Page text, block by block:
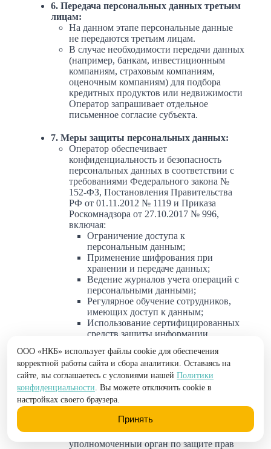
6. Передача персональных данных третьим
лицам:
На данном этапе персональные данные
не передаются третьим лицам.
В случае необходимости передачи данных
(например, банкам, инвестиционным
компаниям, страховым компаниям,
оценочным компаниям) для подбора
кредитных продуктов или недвижимости
Оператор запрашивает отдельное
письменное согласие субъекта.
7. Меры защиты персональных данных:
Оператор обеспечивает
конфиденциальность и безопасность
персональных данных в соответствии с
требованиями Федерального закона №
152-ФЗ, Постановления Правительства
РФ от 01.11.2012 № 1119 и Приказа
Роскомнадзора от 27.10.2017 № 996,
включая:
Ограничение доступа к
персональным данным;
Применение шифрования при
хранении и передаче данных;
Ведение журналов учета операций с
персональными данными;
Регулярное обучение сотрудников,
имеющих доступ к данным;
Использование сертифицированных
средств защиты информации.
8. Права субъекта персональных данных:
Право на получение информации об
обработке персональных данных;
Право на уточнение, блокирование или
уничтожение персональных данных;
Право на обжалование действий или
бездействия Оператора в
уполномоченный орган по защите прав
ООО «НКБ» использует файлы cookie для обеспечения
корректной работы сайта и сбора аналитики. Оставаясь на
сайте, вы соглашаетесь с условиями нашей Политики
конфиденциальности. Вы можете отключить cookie в
настройках своего браузера.
Принять
Проверить кредитную историю